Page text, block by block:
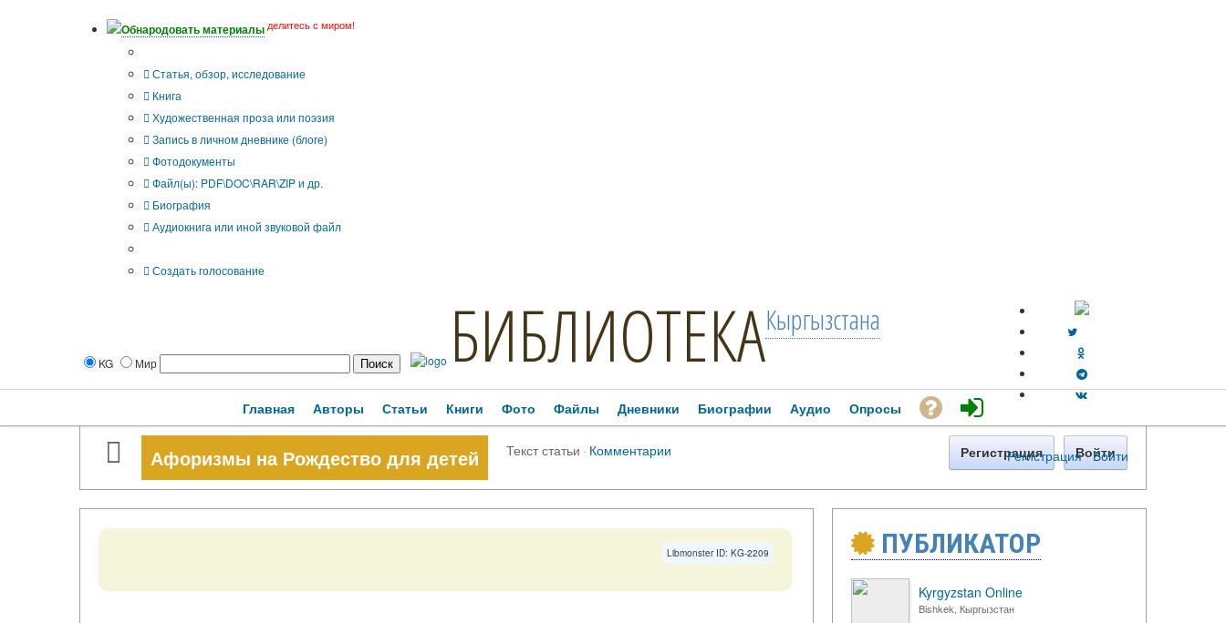
Обнародовать материалы делитесь с миром!
Статья, обзор, исследование
Книга
Художественная проза или поэзия
Запись в личном дневнике (блоге)
Фотодокументы
Файл(ы): PDF\DOC\RAR\ZIP и др.
Биография
Аудиокнига или иной звуковой файл
Создать голосование
KG Мир БИБЛИОТЕКАКыргызстана
Регистрация · Войти
Главная Авторы Статьи Книги Фото Файлы Дневники Биографии Аудио Опросы
Афоризмы на Рождество для детей Текст статьи · Комментарии Регистрация Войти
Libmonster ID: KG-2209 ПУБЛИКАТОР
Kyrgyzstan Online
Bishkek, Кыргызстан